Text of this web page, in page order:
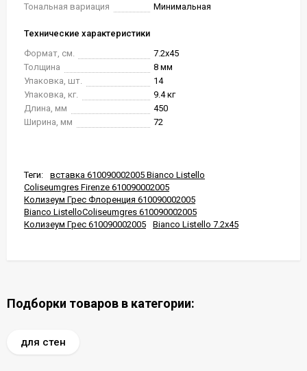
Тональная вариация
Минимальная
Технические характеристики
Формат, см.
7.2x45
Толщина
8 мм
Упаковка, шт.
14
Упаковка, кг.
9.4 кг
Длина, мм
450
Ширина, мм
72
Теги:
вставка 610090002005 Bianco Listello
Coliseumgres Firenze 610090002005
Колизеум Грес Флоренция 610090002005
Bianco ListelloColiseumgres 610090002005
Колизеум Грес 610090002005
Bianco Listello 7.2x45
Подборки товаров в категории:
для стен